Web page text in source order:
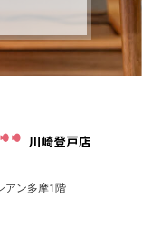
アン多摩1階